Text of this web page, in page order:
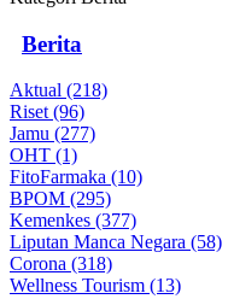
Berita
Aktual (218)
Riset (96)
Jamu (277)
OHT (1)
FitoFarmaka (10)
BPOM (295)
Kemenkes (377)
Liputan Manca Negara (58)
Corona (318)
Wellness Tourism (13)